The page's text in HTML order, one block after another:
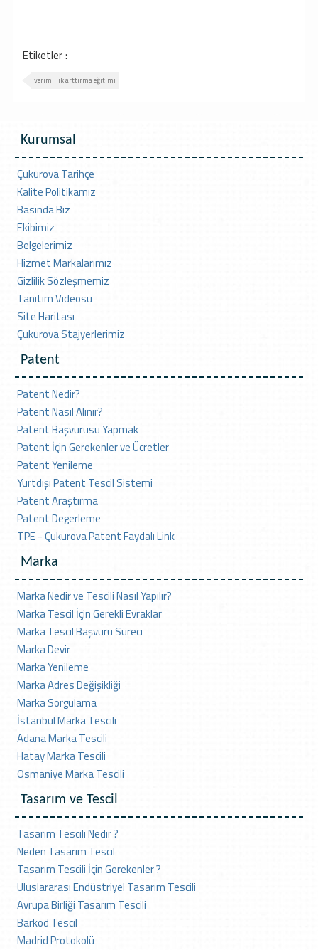
Etiketler :
verimlilik arttırma eğitimi
Kurumsal
Çukurova Tarihçe
Kalite Politikamız
Basında Biz
Ekibimiz
Belgelerimiz
Hizmet Markalarımız
Gizlilik Sözleşmemiz
Tanıtım Videosu
Site Haritası
Çukurova Stajyerlerimiz
Patent
Patent Nedir?
Patent Nasıl Alınır?
Patent Başvurusu Yapmak
Patent İçin Gerekenler ve Ücretler
Patent Yenileme
Yurtdışı Patent Tescil Sistemi
Patent Araştırma
Patent Degerleme
TPE - Çukurova Patent Faydalı Link
Marka
Marka Nedir ve Tescili Nasıl Yapılır?
Marka Tescil İçin Gerekli Evraklar
Marka Tescil Başvuru Süreci
Marka Devir
Marka Yenileme
Marka Adres Değişikliği
Marka Sorgulama
İstanbul Marka Tescili
Adana Marka Tescili
Hatay Marka Tescili
Osmaniye Marka Tescili
Tasarım ve Tescil
Tasarım Tescili Nedir ?
Neden Tasarım Tescil
Tasarım Tescili İçin Gerekenler ?
Uluslararası Endüstriyel Tasarım Tescili
Avrupa Birliği Tasarım Tescili
Barkod Tescil
Madrid Protokolü